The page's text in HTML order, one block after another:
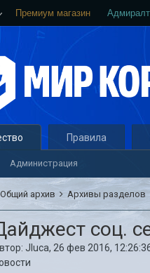
Премиум магазин
Администрация
Правила
Общий архив Архивы разделов
соц.
Jluca, 26 фев 2016,